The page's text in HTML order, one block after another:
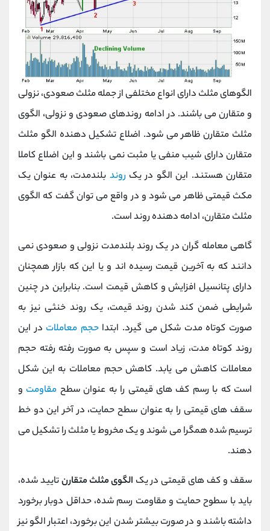
الگوهای مثلث دارای انواع مختلفی از جمله مثلث صعودی، نزولی
و متقارن می باشند. در ادامه روندهای صعودی و نزولی، الگوی
مثلث متقارن ظاهر می شود. اضلاع تشکیل دهنده الگو مثلث
متقارن دارای شیب منفی یا مثبت نمی باشند و این اضلاع کاملا
متقارن هستند. این الگو در یک روند بلندمدت، به عنوان یک
مکث قیمتی ظاهر می شود و در واقع می توان گفت که الگوی
مثلث متقارن، ادامه دهنده روند است.
گاهی معامله گران در یک روند بلندمدت نزولی و صعودی نمی
دانند که به آخرین قیمت رسیده اند و یا این که بازار همچنان
دارای پتانسیل افزایش و کاهش قیمت است. بنابراین در چنین
شرایطی ضمن کند شدن روند قیمت، یک روند خنثی نیز به
صورت کوتاه مدت شکل می گیرد. ابتداحجم معاملات در این
روند کوتاه مدت، زیاد است و سپس به صورت رفته رفته حجم
معاملات کاهش می یابد. کاهش حجم معاملات به این شکل
است که با رسم کف های قیمتی را به عنوان سطح مقاومت و
سقف های قیمتی را به عنوان سطح حمایت، در آخر این دو خط
ترسیم شده همگرا می شوند و یک مخروط یا مثلث را تشکیل می
دهند.
سقف و کف های قیمتی در یک الگوی مثلث متقارنتایید شده،
باید با سطوح حمایت و مقاومت رسم شده، حداقل دوبار برخورد
داشته باشند و در صورت بیشتر شدن این برخورد، اعتبار الگو نیز